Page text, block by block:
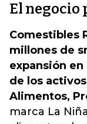
El negocio
Comestibles
millones de
expansión
de los
Alimentos,
marca La